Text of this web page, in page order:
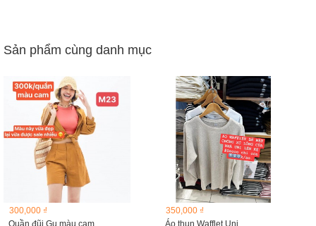
Sản phẩm cùng danh mục
300,000 ₫
Quần đũi Gu màu cam
350,000 ₫
Áo thun Wafflet Uni